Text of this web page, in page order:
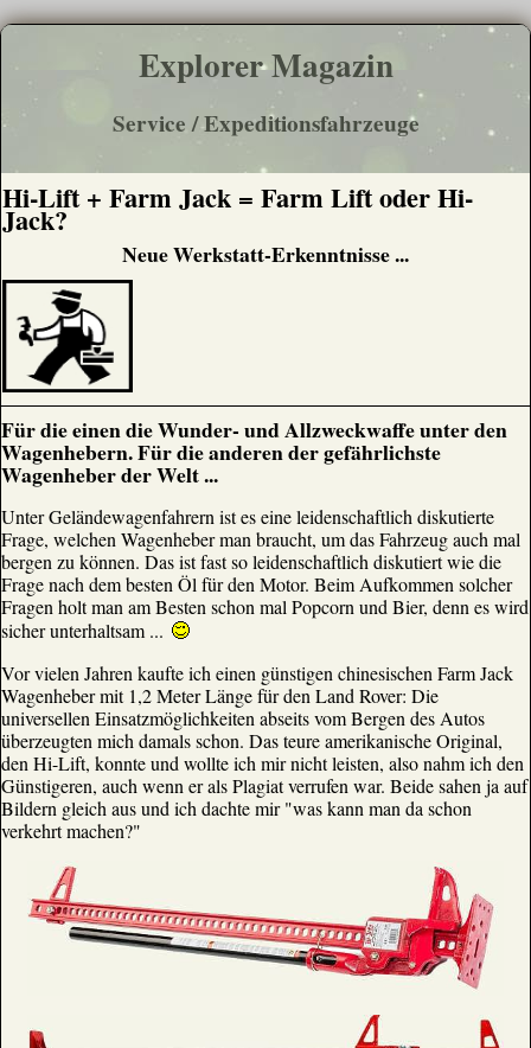
Explorer Magazin
Service / Expeditionsfahrzeuge
Hi-Lift + Farm Jack = Farm Lift oder Hi-
Jack?
Neue Werkstatt-Erkenntnisse ...
Für die einen die Wunder- und Allzweckwaffe unter den
Wagenhebern. Für die anderen der gefährlichste
Wagenheber der Welt ...
Unter Geländewagenfahrern ist es eine leidenschaftlich diskutierte
Frage, welchen Wagenheber man braucht, um das Fahrzeug auch mal
bergen zu können. Das ist fast so leidenschaftlich diskutiert wie die
Frage nach dem besten Öl für den Motor. Beim Aufkommen solcher
Fragen holt man am Besten schon mal Popcorn und Bier, denn es wird
sicher unterhaltsam ...
Vor vielen Jahren kaufte ich einen günstigen chinesischen Farm Jack
Wagenheber mit 1,2 Meter Länge für den Land Rover: Die
universellen Einsatzmöglichkeiten abseits vom Bergen des Autos
überzeugten mich damals schon. Das teure amerikanische Original,
den Hi-Lift, konnte und wollte ich mir nicht leisten, also nahm ich den
Günstigeren, auch wenn er als Plagiat verrufen war. Beide sahen ja auf
Bildern gleich aus und ich dachte mir "was kann man da schon
verkehrt machen?"